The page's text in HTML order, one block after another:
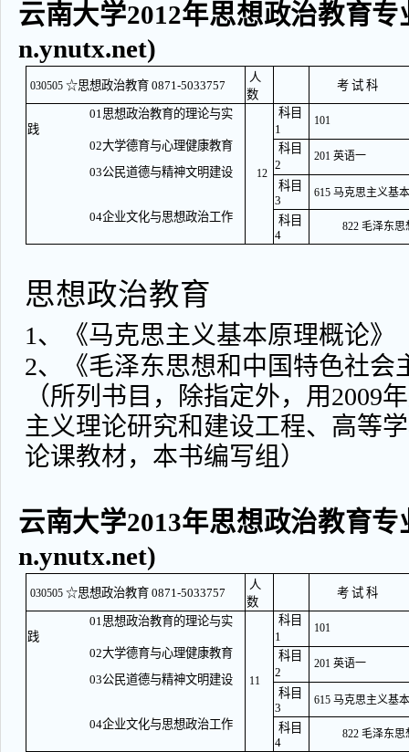
云南大学2012年思想政治教育
n.ynutx.net)
030505 ☆思想政治教育 0871-5033757
人
数
考 试 科
01思想政治教育的理论与实
践
12
科目
1
101
02大学德育与心理健康教育
科目
2
201 英语一
03公民道德与精神文明建设
科目
3
615 马克思主义基
04企业文化与思想政治工作
科目
4
822 毛泽东
思想政治教育
1、《马克思主义基本原理概论》
2、《毛泽东思想和中国特色社会
（所列书目，除指定外，用2009
主义理论研究和建设工程、高等
论课教材，本书编写组）
云南大学2013年思想政治教育
n.ynutx.net)
030505 ☆思想政治教育 0871-5033757
人
数
考 试 科
01思想政治教育的理论与实
践
11
科目
1
101
02大学德育与心理健康教育
科目
2
201 英语一
03公民道德与精神文明建设
科目
3
615 马克思主义基
04企业文化与思想政治工作
科目
4
822 毛泽东